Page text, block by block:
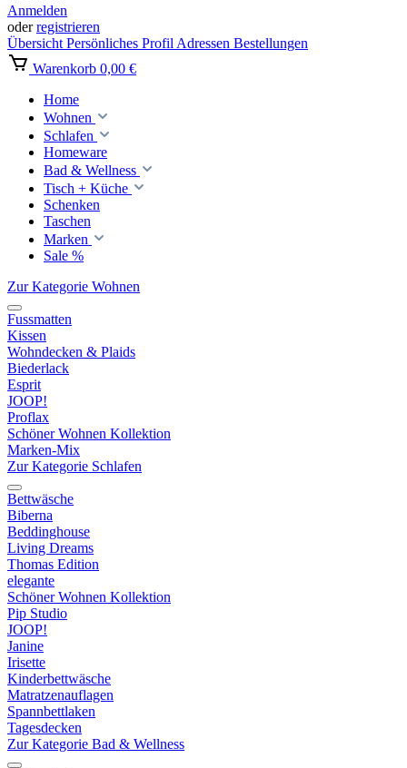
Anmelden
oderregistrieren
Übersicht Persönliches Profil Adressen Bestellungen
Warenkorb 0,00 €
Home
Wohnen
Schlafen
Homeware
Bad & Wellness
Tisch + Küche
Schenken
Taschen
Marken
Sale %
Zur Kategorie Wohnen
Fussmatten
Kissen
Wohndecken & Plaids
Biederlack
Esprit
JOOP!
Proflax
Schöner Wohnen Kollektion
Marken-Mix
Zur Kategorie Schlafen
Bettwäsche
Biberna
Beddinghouse
Living Dreams
Thomas Edition
elegante
Schöner Wohnen Kollektion
Pip Studio
JOOP!
Janine
Irisette
Kinderbettwäsche
Matratzenauflagen
Spannbettlaken
Tagesdecken
Zur Kategorie Bad & Wellness